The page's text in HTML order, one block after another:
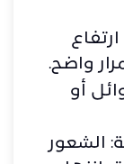
واضح.
أو
الشعور